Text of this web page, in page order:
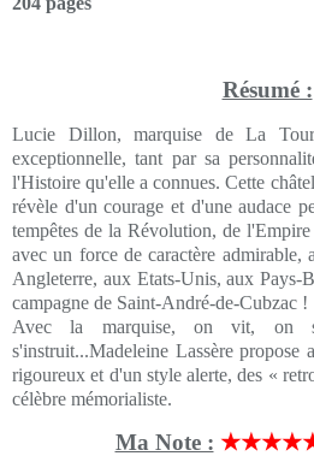
Résumé :
Lucie Dillon, marquise de La
exceptionnelle, tant par sa
l'Histoire qu'elle a connues. Cette
révèle d'un courage et d'une audace
tempêtes de la Révolution, de
avec un force de caractère admirable,
Angleterre, aux Etats-Unis, aux Pays-
campagne de Saint-André-de-Cubzac !
Avec la marquise, on vit, on
s'instruit...Madeleine Lassère propose
rigoureux et d'un style alerte, des «
célèbre mémorialiste.
Ma Note :